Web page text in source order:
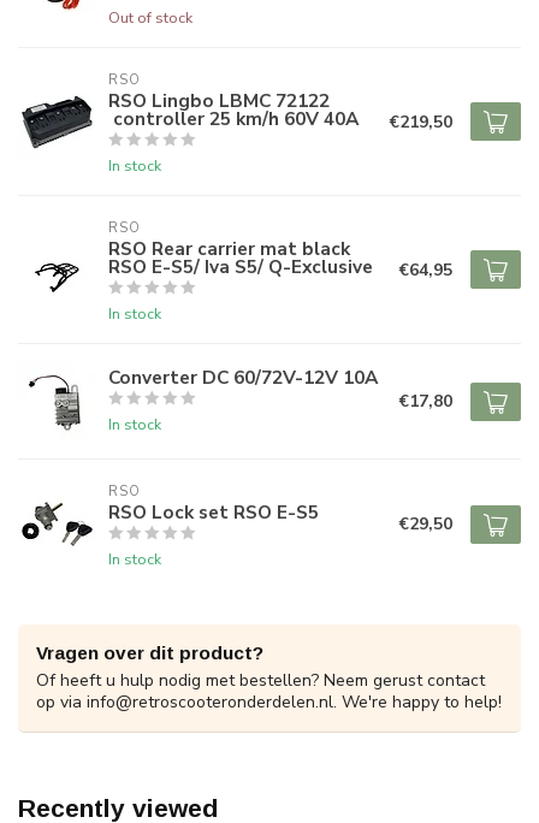
Out of stock
RSO
RSO Lingbo LBMC 72122
controller 25 km/h 60V 40A
In stock
€219,50
RSO
RSO Rear carrier mat black
RSO E-S5/ Iva S5/ Q-Exclusive
In stock
€64,95
Converter DC 60/72V-12V 10A
In stock
€17,80
RSO
RSO Lock set RSO E-S5
In stock
€29,50
Vragen over dit product?
Of heeft u hulp nodig met bestellen? Neem gerust contact
op via info@retroscooteronderdelen.nl. We're happy to help!
Recently viewed